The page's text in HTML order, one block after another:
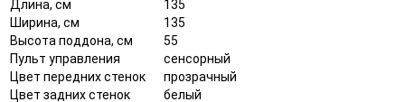
Длина, см
135
Ширина, см
135
Высота поддона, см
55
Пульт управления
сенсорный
Цвет передних стенок
прозрачный
Цвет задних стенок
белый